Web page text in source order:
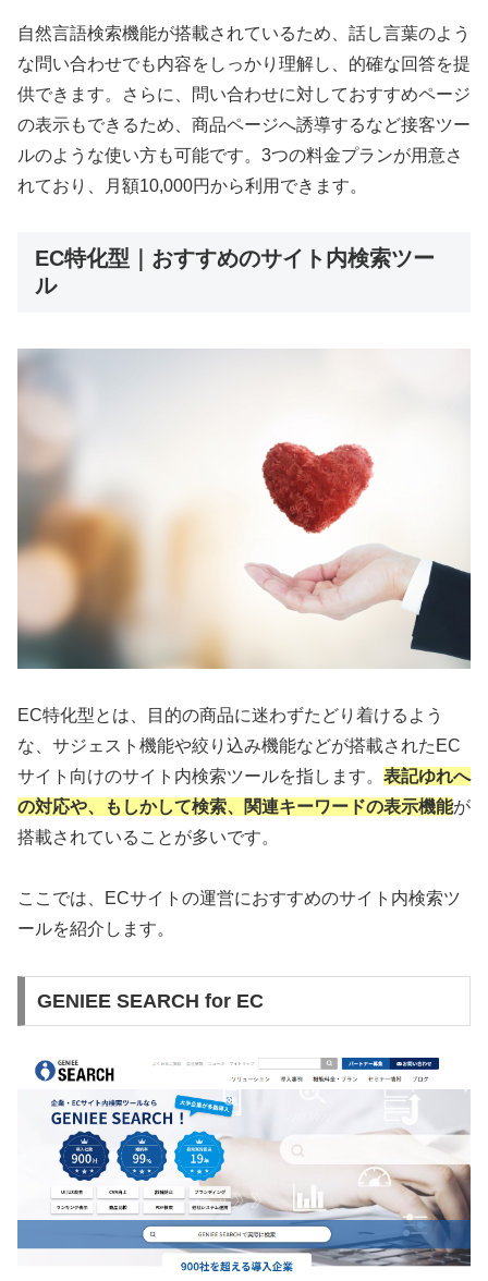
自然言語検索機能が搭載されているため、話し言葉のよう
な問い合わせでも内容をしっかり理解し、的確な回答を提
供できます。さらに、問い合わせに対しておすすめページ
の表示もできるため、商品ページへ誘導するなど接客ツー
ルのような使い方も可能です。3つの料金プランが用意さ
れており、月額10,000円から利用できます。
EC特化型｜おすすめのサイト内検索ツー
ル
EC特化型とは、目的の商品に迷わずたどり着けるよう
な、サジェスト機能や絞り込み機能などが搭載されたEC
サイト向けのサイト内検索ツールを指します。 表記ゆれへ
の対応や、もしかして検索、関連キーワードの表示機能が
搭載されていることが多いです。
ここでは、ECサイトの運営におすすめのサイト内検索ツ
ールを紹介します。
GENIEE SEARCH for EC